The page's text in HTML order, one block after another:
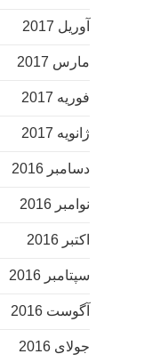
آوریل 2017
مارس 2017
فوریه 2017
ژانویه 2017
دسامبر 2016
نوامبر 2016
اکتبر 2016
سپتامبر 2016
آگوست 2016
جولای 2016